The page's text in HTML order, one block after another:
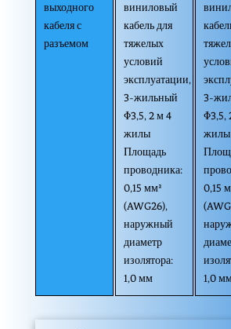
выходного
кабеля с
разъемом
виниловый
кабель для
тяжелых
условий
эксплуатации,
3-жильный
Φ3,5, 2 м 4
жилы
Площадь
проводника:
0,15 мм²
(AWG26),
наружный
диаметр
изолятора:
1,0 мм
3-
Φ3,5,
жилы
0,15
1,0